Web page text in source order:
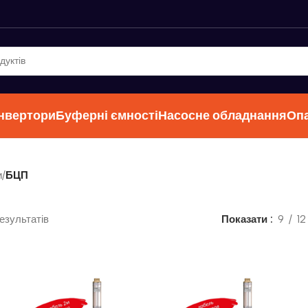
Буферні ємностіНасосне обладнання
/БЦП
Показати 9 12